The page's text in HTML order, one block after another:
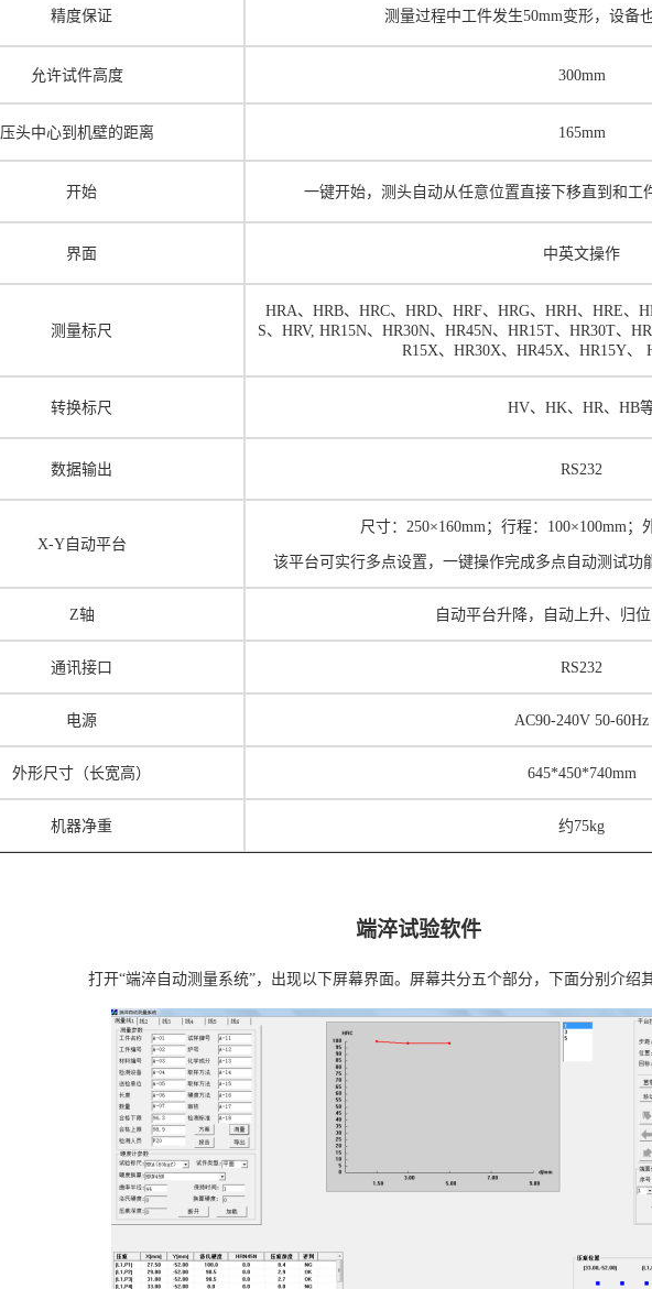
精度保证 测量过程中工件发生50mm变形，设备
允许试件高度 300mm
压头中心到机壁的距离 165mm
开始 一键开始，测头自动从任意位置直接下移直到和工
界面 中英文操作
测量标尺
HRA、 HRB、 HRC、 HRD、 HRF、 HRG、 HRH、 HRE、
S、 HRV, HR15N、 HR30N、 HR45N、 HR15T、 HR30T、
R15X、 HR30X、 HR45X、 HR15Y、
转换标尺 HV、 HK、 HR、 HB
数据输出 RS232
X-Y自动平台
尺寸： 250×160mm；行程： 100×100mm；
该平台可实行多点设置，一键操作完成多点自动测试功
Z轴 自动平台升降，自动上升、归
通讯接口 RS232
电源 AC90-240V 50-60Hz
外形尺寸 （长宽高） 645*450*740mm
机器净重 约75kg
端淬试验软件
打开“端淬自动测量系统”，出现以下屏幕界面。屏幕共分五个部分，下面分别介绍